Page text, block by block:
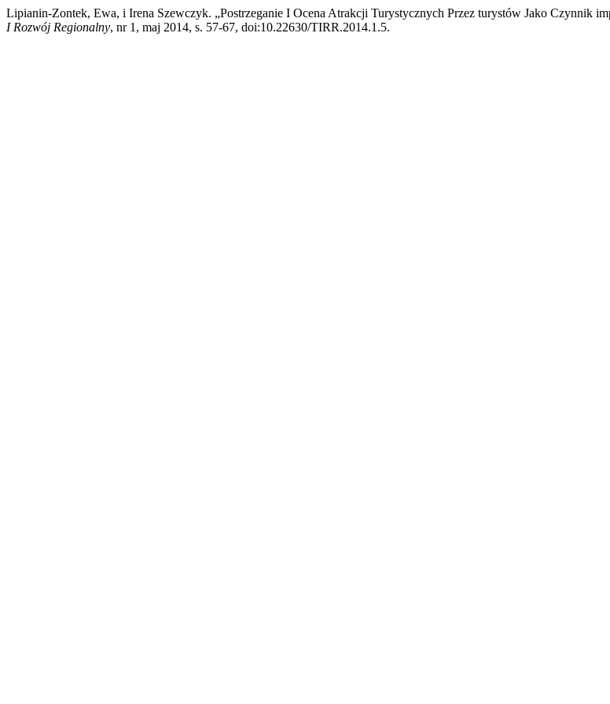
Lipianin-Zontek, Ewa, i Irena Szewczyk. „Postrzeganie I Ocena Atrakcji Turystycznych Przez turystów Jako Czynnik
I Rozwój Regionalny, nr 1, maj 2014, s. 57-67, doi:10.22630/TIRR.2014.1.5.